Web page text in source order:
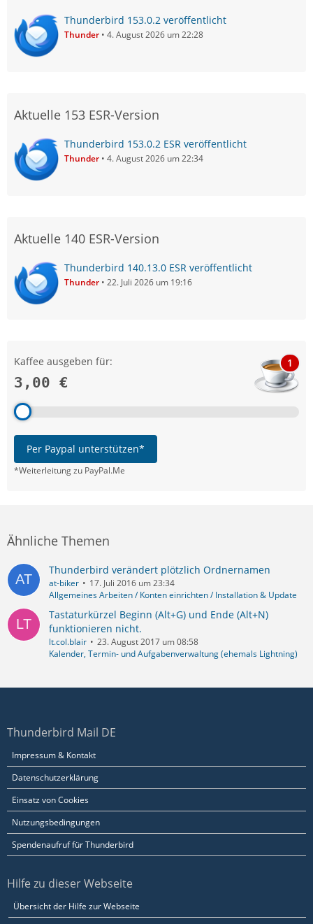
Thunderbird 153.0.2 veröffentlicht
Thunder 4. August 2026 um 22:28
Aktuelle 153 ESR-Version
Thunderbird 153.0.2 ESR veröffentlicht
Thunder 4. August 2026 um 22:34
Aktuelle 140 ESR-Version
Thunderbird 140.13.0 ESR veröffentlicht
Thunder 22. Juli 2026 um 19:16
Kaffee ausgeben für:
3,00 €
1
Per Paypal unterstützen*
*Weiterleitung zu PayPal.Me
Ähnliche Themen
Thunderbird verändert plötzlich Ordnernamen
at-biker
17. Juli 2016 um 23:34
Allgemeines Arbeiten / Konten einrichten / Installation & Update
Tastaturkürzel Beginn (Alt+G) und Ende (Alt+N)
funktionieren nicht.
lt.col.blair
23. August 2017 um 08:58
Kalender, Termin- und Aufgabenverwaltung (ehemals Lightning)
Thunderbird Mail DE
Impressum & Kontakt
Datenschutzerklärung
Einsatz von Cookies
Nutzungsbedingungen
Spendenaufruf für Thunderbird
Hilfe zu dieser Webseite
Übersicht der Hilfe zur Webseite